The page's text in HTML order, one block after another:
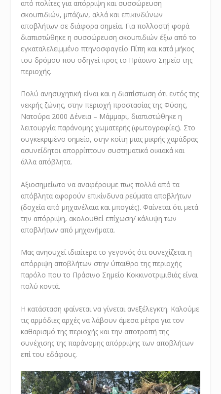
από πολίτες για απόρριψη και συσσώρευση
σκουπιδιών, μπάζων, αλλά και επικινδύνων
αποβλήτων σε διάφορα σημεία. Για πολλοστή φορά
διαπιστώθηκε η συσσώρευση σκουπιδιών έξω από το
εγκαταλελειμμένο πτηνοσφαγείο Πίπη και κατά μήκος
του δρόμου που οδηγεί προς το Πράσινο Σημείο της
περιοχής.
Πολύ ανησυχητική είναι και η διαπίστωση ότι εντός της
νεκρής ζώνης, στην περιοχή προστασίας της Φύσης,
Νατούρα 2000 Δένεια – Μάμμαρι, διαπιστώθηκε η
λειτουργία παράνομης χωματερής (φωτογραφίες). Στο
συγκεκριμένο σημείο, στην κοίτη μιας μικρής χαράδρας
ασυνείδητοι απορρίπτουν συστηματικά οικιακά και
άλλα απόβλητα.
Αξιοσημείωτο να αναφέρουμε πως πολλά από τα
απόβλητα αφορούν επικίνδυνα ρεύματα αποβλήτων
(δοχεία από μηχανέλαια και μπογιές). Φαίνεται ότι μετά
την απόρριψη, ακολουθεί επίχωση/ κάλυψη των
αποβλήτων από μηχανήματα.
Μας ανησυχεί ιδιαίτερα το γεγονός ότι συνεχίζεται η
απόρριψη αποβλήτων στην ύπαιθρο της περιοχής
παρόλο που το Πράσινο Σημείο Κοκκινοτριμιθιάς είναι
πολύ κοντά.
Η κατάσταση φαίνεται να γίνεται ανεξέλεγκτη. Καλούμε
τις αρμόδιες αρχές να λάβουν άμεσα μέτρα για τον
καθαρισμό της περιοχής και την αποτροπή της
συνέχισης της παράνομης απόρριψης των αποβλήτων
επί του εδάφους.